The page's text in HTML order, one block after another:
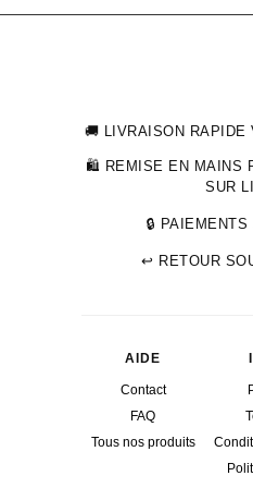
initial
actuel
🚚 LIVRAISON RAPIDE
🛍 REMISE EN MAINS
SUR
🔒
↩ RETOUR
AIDE
Contact
FAQ
Tous nos produits